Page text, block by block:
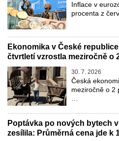
Inflace v
procenta z
Ekonomika v České
čtvrtletí vzrostla meziročně o
30. 7. 2026
Česká
meziročně o 2
…
Poptávka po nových bytech
zesílila: Průměrná cena jde k